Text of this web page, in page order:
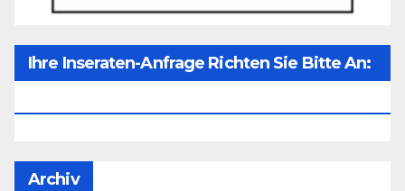
Ihre Inseraten-Anfrage Richten Sie Bitte An:
Archiv